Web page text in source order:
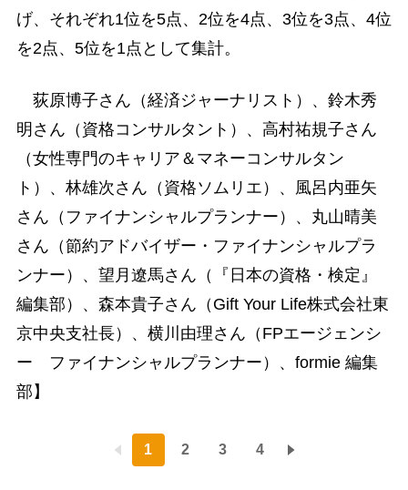
げ、それぞれ1位を5点、2位を4点、3位を3点、4位
を2点、5位を1点として集計。
荻原博子さん（経済ジャーナリスト）、鈴木秀
明さん（資格コンサルタント）、高村祐規子さん
（女性専門のキャリア＆マネーコンサルタン
ト）、林雄次さん（資格ソムリエ）、風呂内亜矢
さん（ファイナンシャルプランナー）、丸山晴美
さん（節約アドバイザー・ファイナンシャルプラ
ンナー）、望月遼馬さん（『日本の資格・検定』
編集部）、森本貴子さん（Gift Your Life株式会社東
京中央支社長）、横川由理さん（FPエージェンシ
ー ファイナンシャルプランナー）、formie 編集
部】
1 2 3 4